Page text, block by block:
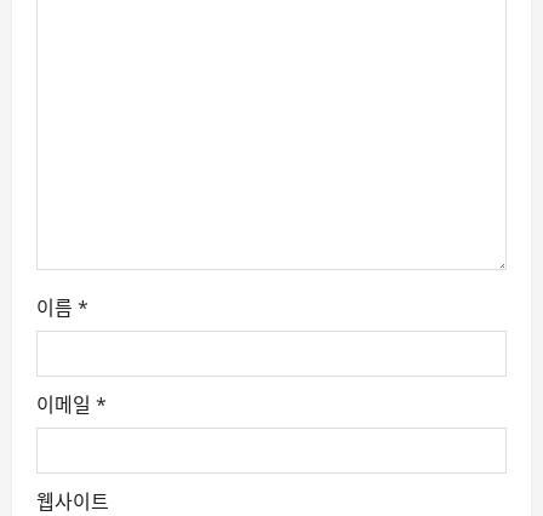
이름 *
이메일 *
웹사이트